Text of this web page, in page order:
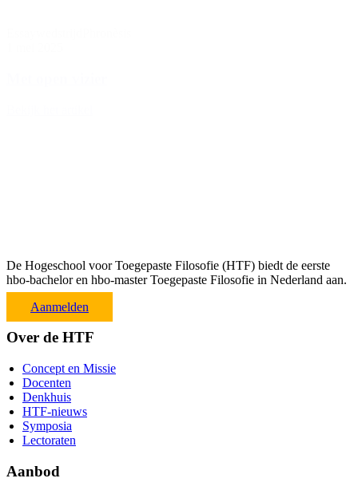
De Hogeschool voor Toegepaste Filosofie (HTF) biedt de eerste
hbo-bachelor en hbo-master Toegepaste Filosofie in Nederland aan.
Aanmelden
Over de HTF
Concept en Missie
Docenten
Denkhuis
HTF-nieuws
Symposia
Lectoraten
Aanbod